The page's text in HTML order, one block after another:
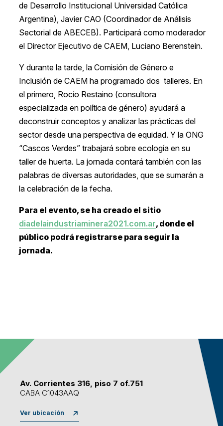
de Desarrollo Institucional Universidad Católica
Argentina), Javier CAO (Coordinador de Análisis
Sectorial de ABECEB). Participará como moderador
el Director Ejecutivo de CAEM, Luciano Berenstein.
Y durante la tarde, la Comisión de Género e
Inclusión de CAEM ha programado dos talleres. En
el primero, Rocío Restaino (consultora
especializada en política de género) ayudará a
deconstruir conceptos y analizar las prácticas del
sector desde una perspectiva de equidad. Y la ONG
“Cascos Verdes” trabajará sobre ecología en su
taller de huerta. La jornada contará también con las
palabras de diversas autoridades, que se sumarán a
la celebración de la fecha.
Para el evento, se ha creado el sitio
diadelaindustriaminera2021.com.ar, donde el
público podrá registrarse para seguir la
jornada.
Av. Corrientes 316, piso 7 of.751
CABA C1043AAQ
Ver ubicación